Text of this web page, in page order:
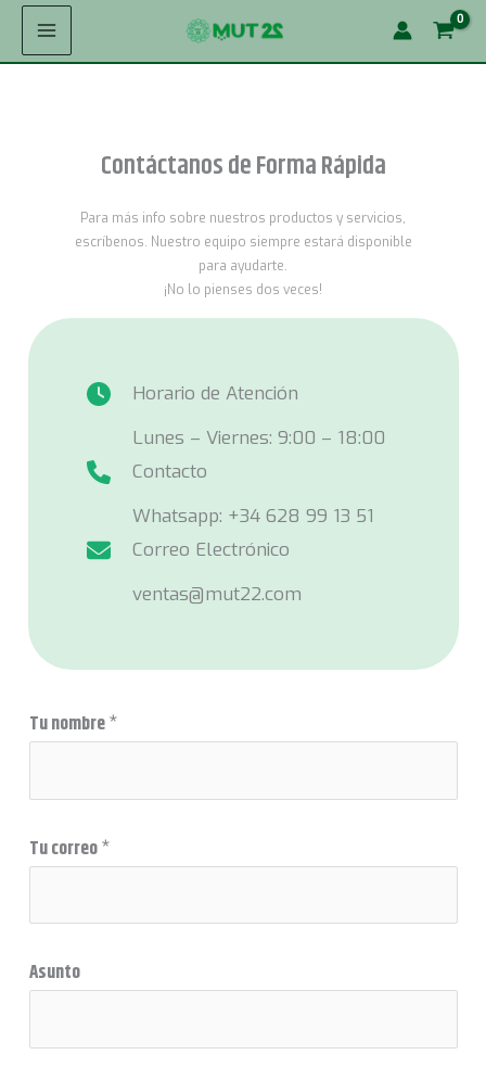
Contáctanos de Forma Rápida
Para más info sobre nuestros productos y servicios,
escríbenos. Nuestro equipo siempre estará disponible
para ayudarte.
¡No lo pienses dos veces!
Horario de Atención
Lunes – Viernes: 9:00 – 18:00
Contacto
Whatsapp: +34 628 99 13 51
Correo Electrónico
ventas@mut22.com
Tu nombre*
e
s
a
j
Tu correo*
Asunto